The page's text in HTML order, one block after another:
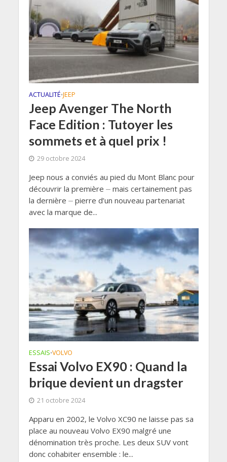
ACTUALITÉ•JEEP
Jeep Avenger The North
Face Edition : Tutoyer les
sommets et à quel prix !
29 octobre 2024
Jeep nous a conviés au pied du Mont Blanc pour
découvrir la première ⏤ mais certainement pas
la dernière ⏤ pierre d’un nouveau partenariat
avec la marque de...
ESSAIS•VOLVO
Essai Volvo EX90 : Quand la
brique devient un dragster
21 octobre 2024
Apparu en 2002, le Volvo XC90 ne laisse pas sa
place au nouveau Volvo EX90 malgré une
dénomination très proche. Les deux SUV vont
donc cohabiter ensemble : le...